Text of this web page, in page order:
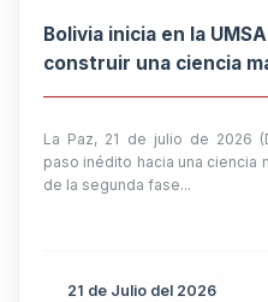
Bolivia inicia en la
construir una ciencia
La Paz, 21 de julio de 2026
paso inédito hacia una ciencia
de la segunda fase...
21 de Julio del 2026